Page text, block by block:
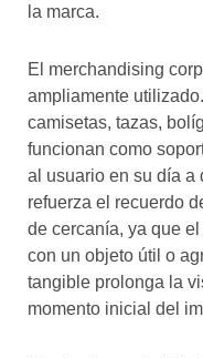
la marca.
El merchandising
ampliamente
camisetas, tazas,
funcionan como
al usuario en su día a
refuerza el recuerdo
de cercanía, ya que
con un objeto útil o
tangible prolonga la
momento inicial del